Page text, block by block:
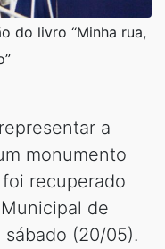
do livro “Minha rua,
a
monumento
recuperado
de
(20/05).